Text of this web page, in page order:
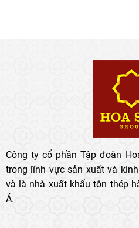
Công ty cổ phần Tập đoàn
trong lĩnh vực sản xuất và
và là nhà xuất khẩu tôn thép
Á.